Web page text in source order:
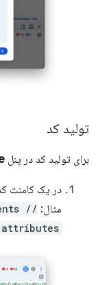
تولید کد
برای تولید کد در پنل
در یک کامنت
مثال: